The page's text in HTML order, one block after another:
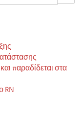
παραδίδεται στα
RN